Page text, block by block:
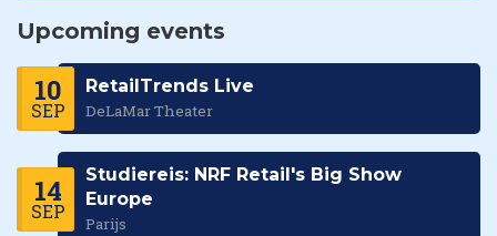
Upcoming events
10
SEP
RetailTrends Live
DeLaMar Theater
14
SEP
Studiereis: NRF Retail's Big Show
Europe
Parijs